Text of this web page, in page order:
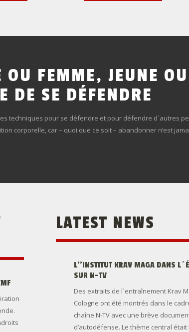
OU FEMME, JEUNE OU
DE SE DÉFENDRE
techniques pour se défendre et pour défendre d´autres
corporelle, car – quoi que ce soit – abandonner n’est
LATEST NEWS
L’’INSTITUT KRAV MAGA DANS
SUR N-TV
Des extraits de l´entraînement Krav
Cologne ont été montrés dans le
chaîne N-TV avec une brève
d’autodéfense. Le thème central